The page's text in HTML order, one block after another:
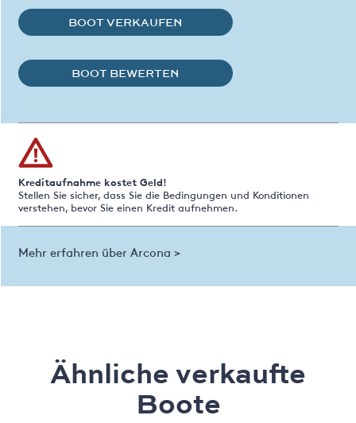
BOOT VERKAUFEN
BOOT BEWERTEN
Kreditaufnahme kostet Geld!
Stellen Sie sicher, dass Sie die Bedingungen und Konditionen
verstehen, bevor Sie einen Kredit aufnehmen.
Mehr erfahren über Arcona >
Ähnliche verkaufte
Boote